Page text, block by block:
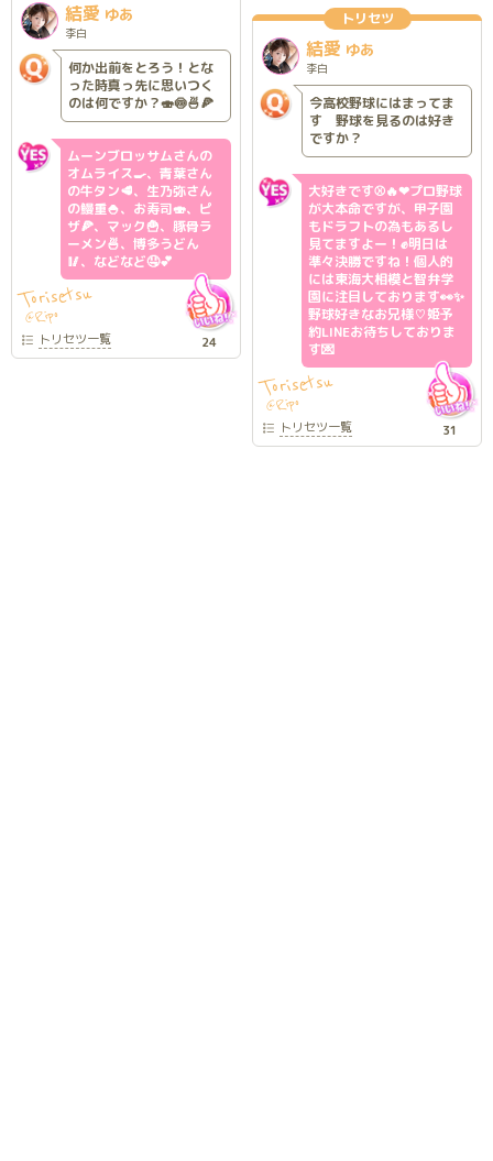
結愛 ゆあ
李白
何か出前をとろう！とな
った時真っ先に思いつく
のは何ですか？🍣🍥🍜🍕
ムーンブロッサムさんの
オムライス🍳、青葉さん
の牛タン🥩、生乃弥さん
の鰻重🍚、お寿司🍣、ピ
ザ🍕、マック🍟、豚骨ラ
ーメン🍜、博多うどん
🥢、などなど🤤💕
トリセツ一覧 24
Torisetsu
@Ripo
トリセツ
結愛 ゆあ
李白
今高校野球にはまってま
す 野球を見るのは好き
ですか？
大好きです⚾🔥❤プロ野球
が大本命ですが、甲子園
もドラフトの為もあるし
見てますよー！✊明日は
準々決勝ですね！個人的
には東海大相模と智弁学
園に注目しております👀✨
野球好きなお兄様♡姫予
約LINEお待ちしておりま
す💌
トリセツ一覧 31
Torisetsu
@Ripo